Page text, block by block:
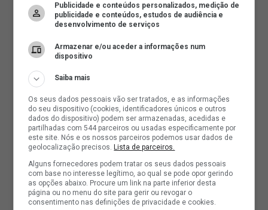
Publicidade e conteúdos personalizados, medição de
publicidade e conteúdos, estudos de audiência e
desenvolvimento de serviços
Armazenar e/ou aceder a informações num
dispositivo
Saiba mais
Os seus dados pessoais vão ser tratados, e as informações
do seu dispositivo (cookies, identificadores únicos e outros
dados do dispositivo) podem ser armazenadas, acedidas e
partilhadas com 544 parceiros ou usadas especificamente por
este site. Nós e os nossos parceiros podemos usar dados de
geolocalização precisos.Lista de parceiros.
Alguns fornecedores podem tratar os seus dados pessoais
com base no interesse legítimo, ao qual se pode opor gerindo
as opções abaixo. Procure um link na parte inferior desta
página ou no menu do site para gerir ou revogar o
consentimento nas definições de privacidade e cookies.